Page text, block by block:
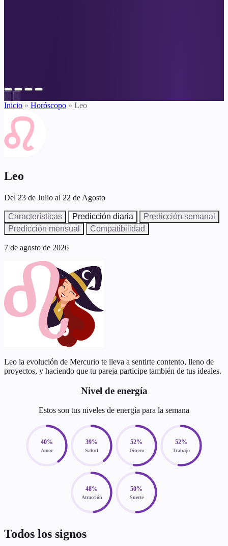
Inicio » Horóscopo » Leo
Leo
Del 23 de Julio al 22 de Agosto
Características Predicción diaria
Predicción semanal
Predicción mensual
Compatibilidad
7 de agosto de 2026
Leo la evolución de Mercurio te lleva a sentirte contento, lleno de
proyectos, y haciendo que tu pareja participe también de tus ideales.
Nivel de energía
Estos son tus niveles de energía para la semana
40%
Amor
39%
Salud
52%
Dinero
52%
Trabajo
48%
Atracción
50%
Suerte
Todos los signos